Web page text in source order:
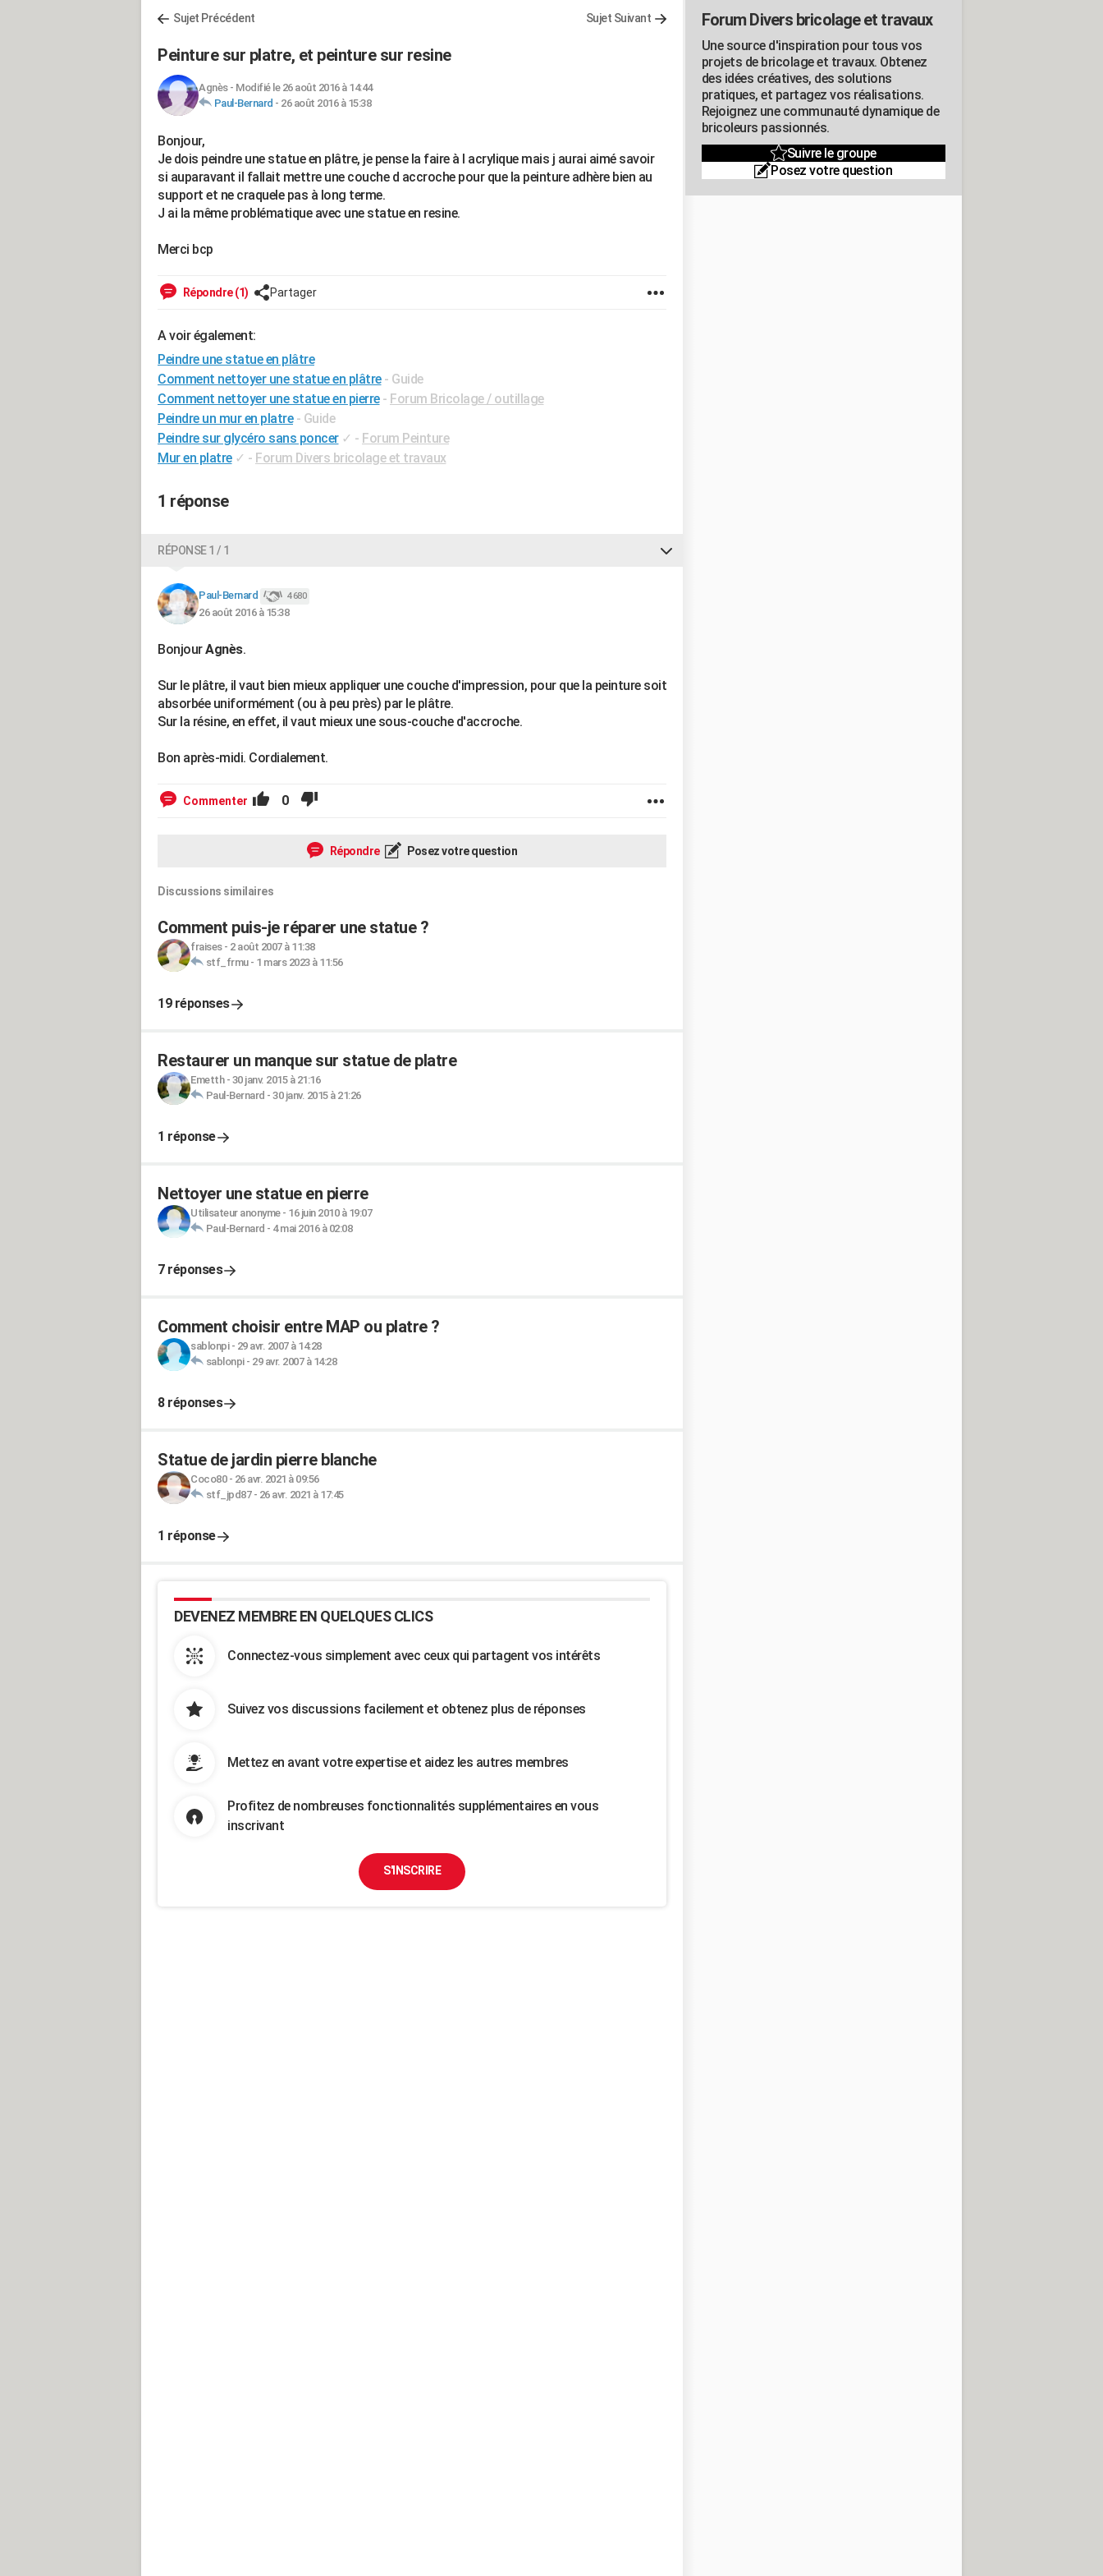
Sujet Précédent Sujet Suivant
Peinture sur platre, et peinture sur resine
Agnès- Modifié le 26 août 2016 à 14:44
Paul-Bernard - 26 août 2016 à 15:38
Bonjour,
Je dois peindre une statue en plâtre, je pense la faire à l acrylique mais j aurai aimé savoir
si auparavant il fallait mettre une couche d accroche pour que la peinture adhère bien au
support et ne craquele pas à long terme.
J ai la même problématique avec une statue en resine.
Merci bcp
Répondre (1) Partager
A voir également:
Peindre une statue en plâtre
Comment nettoyer une statue en plâtre - Guide
Comment nettoyer une statue en pierre - Forum Bricolage / outillage
Peindre un mur en platre - Guide
Peindre sur glycéro sans poncer ✓ - Forum Peinture
Mur en platre ✓ - Forum Divers bricolage et travaux
1 réponse
RÉPONSE 1 / 1
Paul-Bernard 4 680
26 août 2016 à 15:38
BonjourAgnès.
Sur le plâtre, il vaut bien mieux appliquer une couche d'impression, pour que la peinture soit
absorbée uniformément (ou à peu près) par le plâtre.
Sur la résine, en effet, il vaut mieux une sous-couche d'accroche.
Bon après-midi. Cordialement.
Commenter 0
Répondre Posez votre question
Discussions similaires
Comment puis-je réparer une statue ?
fraises- 2 août 2007 à 11:38
stf_frmu- 1 mars 2023 à 11:56
19 réponses
Restaurer un manque sur statue de platre
Emetth- 30 janv. 2015 à 21:16
Paul-Bernard - 30 janv. 2015 à 21:26
1 réponse
Nettoyer une statue en pierre
Utilisateur anonyme- 16 juin 2010 à 19:07
Paul-Bernard - 4 mai 2016 à 02:08
7 réponses
Comment choisir entre MAP ou platre ?
sablonpi- 29 avr. 2007 à 14:28
sablonpi- 29 avr. 2007 à 14:28
8 réponses
Statue de jardin pierre blanche
Coco80- 26 avr. 2021 à 09:56
stf_jpd87- 26 avr. 2021 à 17:45
1 réponse
DEVENEZ MEMBRE EN QUELQUES CLICS
Connectez-vous simplement avec ceux qui partagent vos intérêts
Suivez vos discussions facilement et obtenez plus de réponses
Mettez en avant votre expertise et aidez les autres membres
Profitez de nombreuses fonctionnalités supplémentaires en vous
inscrivant
S'INSCRIRE
Forum Divers bricolage et travaux
Une source d'inspiration pour tous vos
projets de bricolage et travaux. Obtenez
des idées créatives, des solutions
pratiques, et partagez vos réalisations.
Rejoignez une communauté dynamique de
bricoleurs passionnés.
Suivre le groupe
Posez votre question